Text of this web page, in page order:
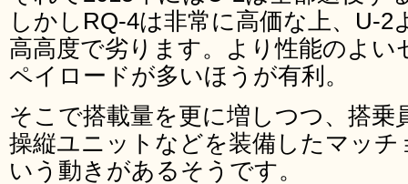
しかしRQ-4は非常に高価な上、U-
高高度で劣ります。より性能のよ
ペイロードが多いほうが有利。
そこで搭載量を更に増しつつ、搭乗
操縦ユニットなどを装備したマッ
いう動きがあるそうです。